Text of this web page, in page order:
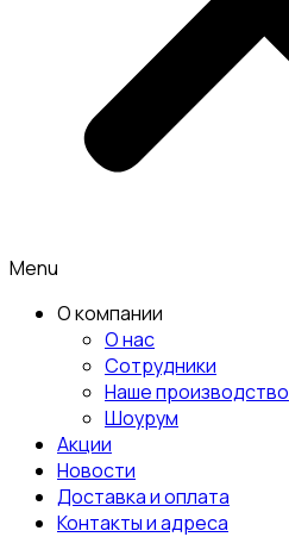
Menu
О компании
О нас
Сотрудники
Наше производство
Шоурум
Акции
Новости
Доставка и оплата
Контакты и адреса